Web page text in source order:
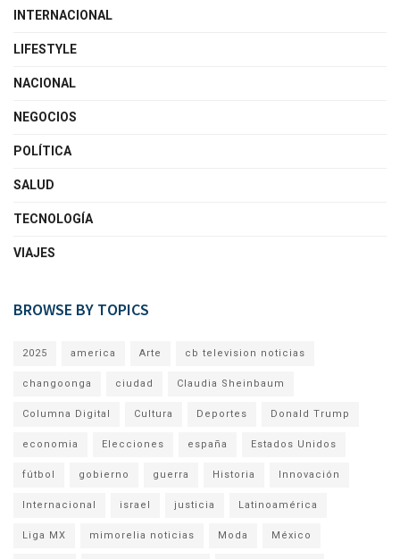
INTERNACIONAL
LIFESTYLE
NACIONAL
NEGOCIOS
POLÍTICA
SALUD
TECNOLOGÍA
VIAJES
BROWSE BY TOPICS
2025 america Arte cb television noticias
changoonga ciudad Claudia Sheinbaum
Columna Digital Cultura Deportes Donald Trump
economia Elecciones españa Estados Unidos
fútbol gobierno guerra Historia Innovación
Internacional israel justicia Latinoamérica
Liga MX mimorelia noticias Moda México